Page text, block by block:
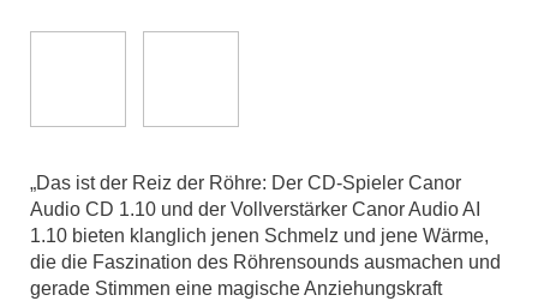
„Das ist der Reiz der Röhre: Der CD-Spieler Canor
Audio CD 1.10 und der Vollverstärker Canor Audio AI
1.10 bieten klanglich jenen Schmelz und jene Wärme,
die die Faszination des Röhrensounds ausmachen und
gerade Stimmen eine magische Anziehungskraft